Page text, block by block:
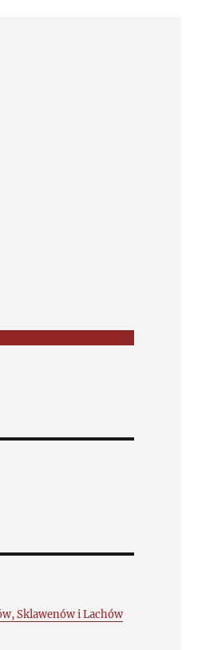
Sklawenów i Lachów